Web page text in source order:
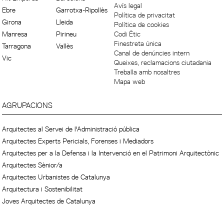
Ebre
Garrotxa-Ripollès
Girona
Lleida
Manresa
Pirineu
Tarragona
Vallès
Vic
Avís legal
Política de privacitat
Política de cookies
Codi Ètic
Finestreta única
Canal de denúncies intern
Queixes, reclamacions ciutadania
Treballa amb nosaltres
Mapa web
AGRUPACIONS
Arquitectes al Servei de l'Administració pública
Arquitectes Experts Pericials, Forenses i Mediadors
Arquitectes per a la Defensa i la Intervenció en el Patrimoni Arquitectònic
Arquitectes Sènior/a
Arquitectes Urbanistes de Catalunya
Arquitectura i Sostenibilitat
Joves Arquitectes de Catalunya